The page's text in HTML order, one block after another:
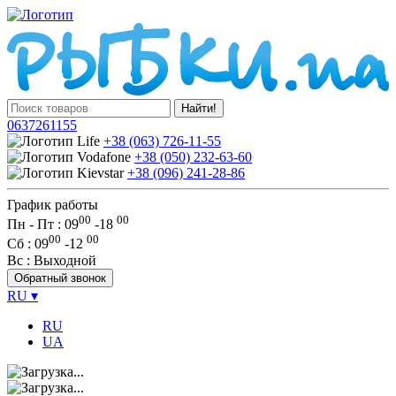
Найти!
0637261155
+38 (063) 726-11-55
+38 (050) 232-63-60
+38 (096) 241-28-86
График работы
Пн - Пт : 0900 -18 00
Сб : 0900 -12 00
Вс : Выходной
Обратный звонок
RU ▾
RU
UA